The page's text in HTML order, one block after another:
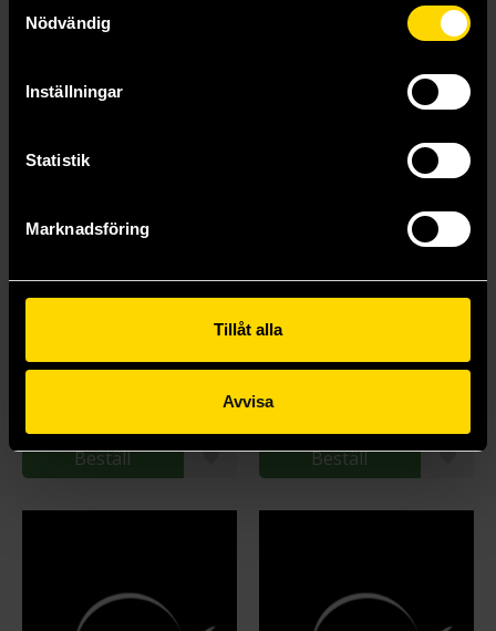
Nödvändig
Inställningar
Statistik
Marknadsföring
Tillåt alla
Avvisa
Video Game Amigurumi
Lee Sartori
Beställ
Treaty
Davis Bunn
Beställ